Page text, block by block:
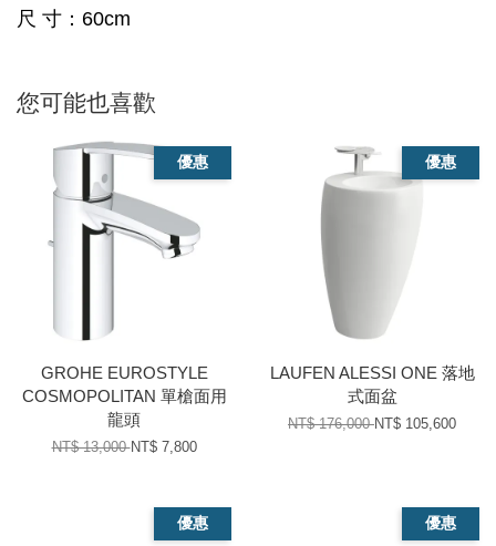
尺 寸：60cm
您可能也喜歡
優惠
GROHE EUROSTYLE
COSMOPOLITAN 單槍面用
龍頭
NT$ 13,000NT$ 7,800
優惠
LAUFEN ALESSI ONE 落地
式面盆
NT$ 176,000NT$ 105,600
優惠 優惠